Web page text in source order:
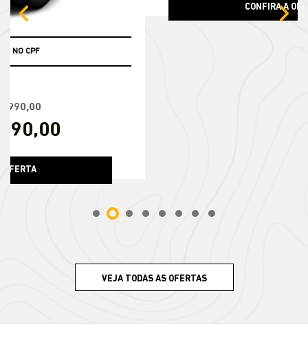
templates.template-
VEJA TODAS AS OFERTAS